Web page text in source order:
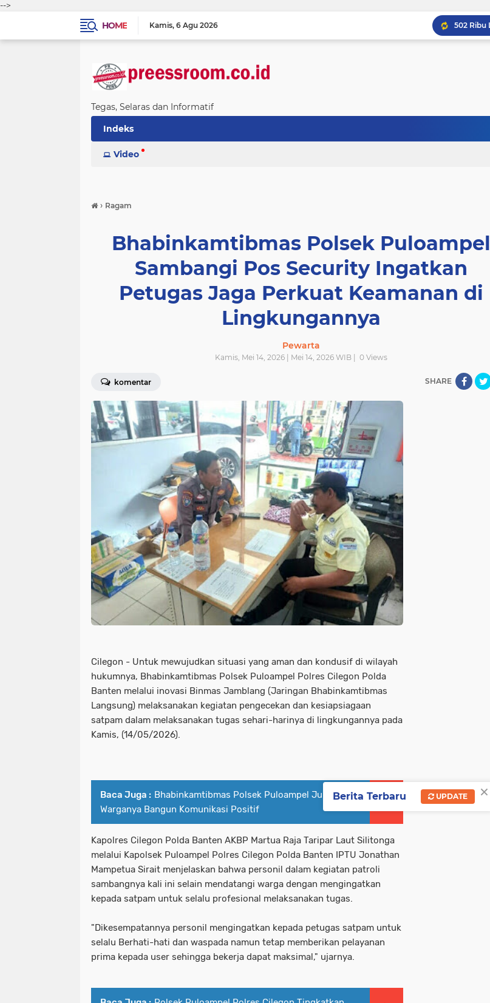
-->
HOME
Kamis 6 Agu 2026
Tegas, Selaras dan Informatif
Indeks
Video
› Ragam
Bhabinkamtibmas Polsek Puloampel
Sambangi Pos Security Ingatkan
Petugas Jaga Perkuat Keamanan di
Lingkungannya
Pewarta
Kamis, Mei 14, 2026 | Mei 14, 2026 WIB | 0 Views
komentar SHARE
Cilegon - Untuk mewujudkan situasi yang aman dan kondusif di wilayah
hukumnya, Bhabinkamtibmas Polsek Puloampel Polres Cilegon Polda
Banten melalui inovasi Binmas Jamblang (Jaringan Bhabinkamtibmas
Langsung) melaksanakan kegiatan pengecekan dan kesiapsiagaan
satpam dalam melaksanakan tugas sehari-harinya di lingkungannya pada
Kamis, (14/05/2026).
Baca Juga : Bhabinkamtibmas Polsek Puloampel Jumpai
Warganya Bangun Komunikasi Positif
Kapolres Cilegon Polda Banten AKBP Martua Raja Taripar Laut Silitonga
melalui Kapolsek Puloampel Polres Cilegon Polda Banten IPTU Jonathan
Mampetua Sirait menjelaskan bahwa personil dalam kegiatan patroli
sambangnya kali ini selain mendatangi warga dengan mengingatkan
kepada satpam untuk selalu profesional melaksanakan tugas.
"Dikesempatannya personil mengingatkan kepada petugas satpam untuk
selalu Berhati-hati dan waspada namun tetap memberikan pelayanan
prima kepada user sehingga bekerja dapat maksimal," ujarnya.
×
Berita Terbaru UPDATE